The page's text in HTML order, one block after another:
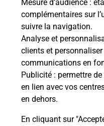
Mesure d’audience :
complémentaires sur
suivre la navigation.
Analyse et
clients et
communications en
Publicité : permettre
en lien avec vos
en dehors.
En cliquant sur
Boîte aux lettres
Collecte du
15 Chemin De Gernes
19500 Turenne
Le lien s'ouvre dans un